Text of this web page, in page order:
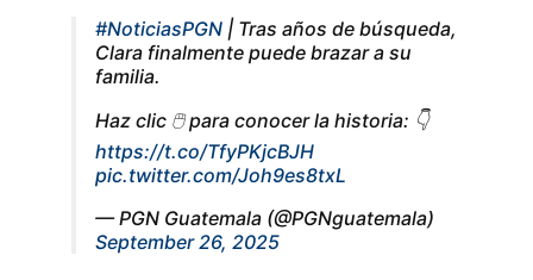
#NoticiasPGN | Tras años de búsqueda,
Clara finalmente puede brazar a su
familia.
Haz clic 🖱 para conocer la historia: 👇
https://t.co/TfyPKjcBJH
pic.twitter.com/Joh9es8txL
— PGN Guatemala (@PGNguatemala)
September 26, 2025